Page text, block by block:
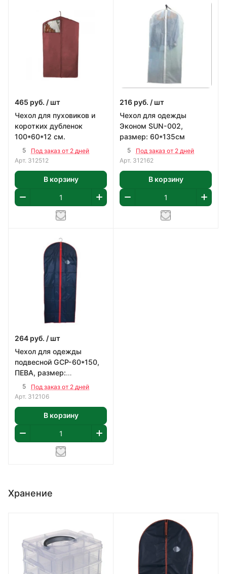
465 руб. / шт
Чехол для пуховиков и
коротких дубленок
100*60*12 см.
5
Под заказ от 2 дней
Арт. 312512
В корзину
216 руб. / шт
Чехол для одежды
Эконом SUN-002,
размер: 60*135см
5
Под заказ от 2 дней
Арт. 312162
В корзину
264 руб. / шт
Чехол для одежды
подвесной GCP-60*150,
ПЕВА, размер:
60*150см/20
5
Под заказ от 2 дней
Арт. 312106
В корзину
Хранение